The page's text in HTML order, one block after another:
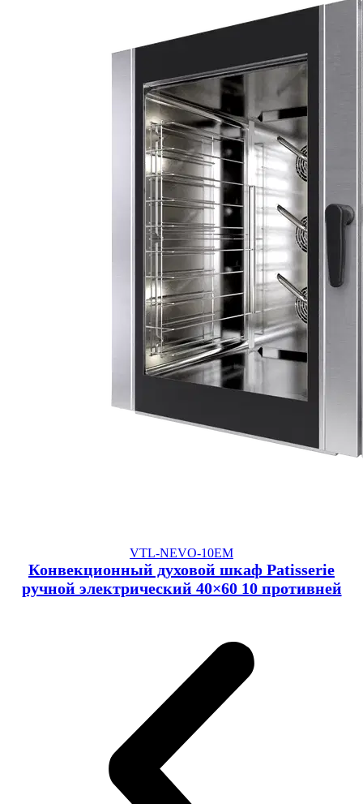
VTL-NEVO-10EM
Конвекционный духовой шкаф Patisserie
ручной электрический 40×60 10 противней